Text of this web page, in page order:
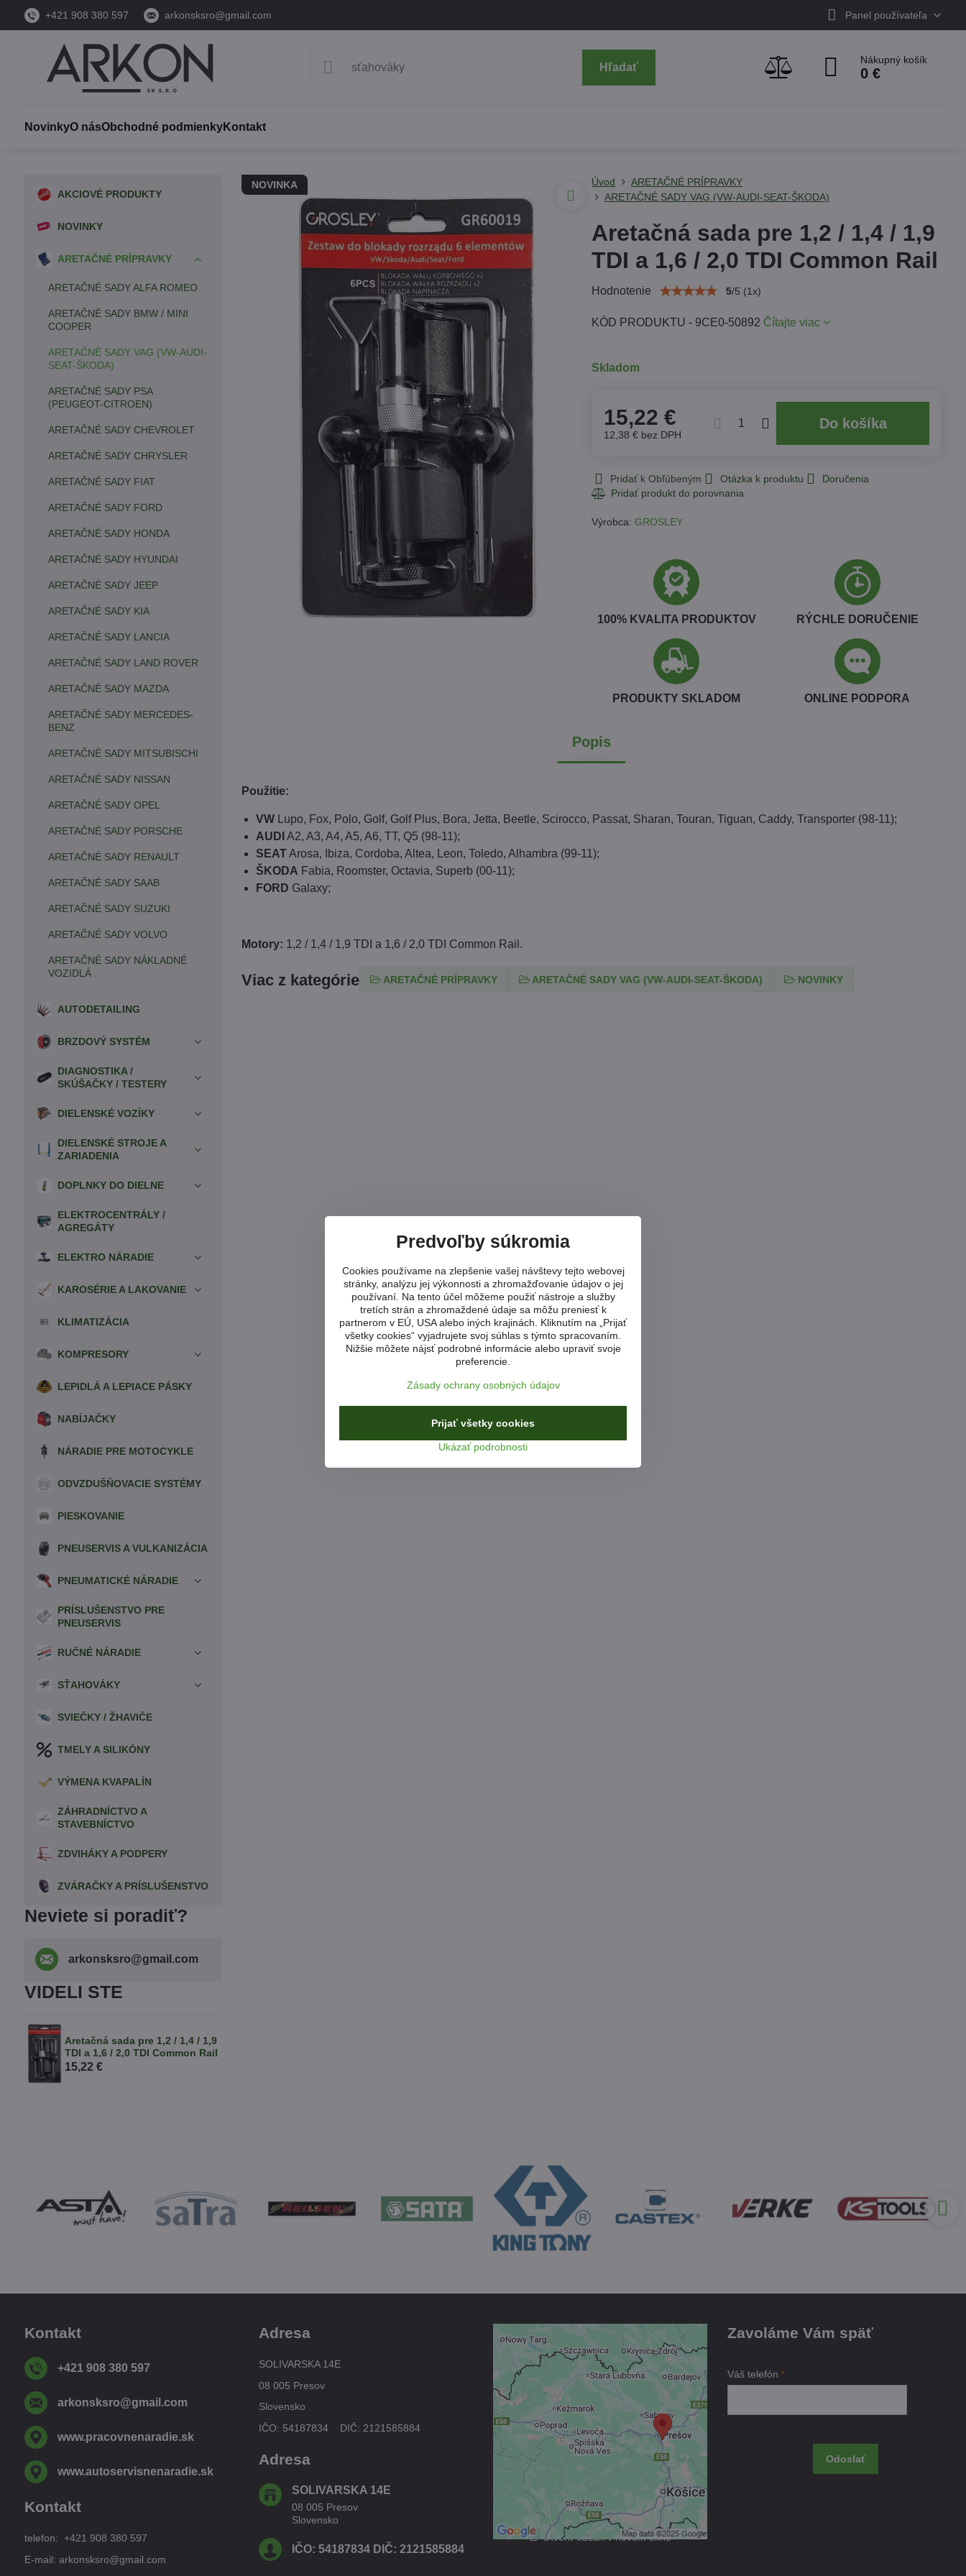
+421 908 380 597 arkonsksro@gmail.com Panel používateľa
Hľadať
Nákupný košík
0 €
NovinkyO násObchodné podmienkyKontakt
NOVINKA Úvod
ARETAČNÉ PRÍPRAVKY
ARETAČNÉ SADY VAG (VW-AUDI-SEAT-ŠKODA)
Aretačná sada pre 1,2 / 1,4 / 1,9
TDI a 1,6 / 2,0 TDI Common Rail
Hodnotenie 5/5 (1x)
KÓD PRODUKTU - 9CE0-50892 Čítajte viac
Skladom
15,22 €
12,38 € bez DPH
Do košíka
Pridať k Obľúbeným Otázka k produktu Doručenia
Výrobca:GROSLEY
100% KVALITA PRODUKTOV RÝCHLE DORUČENIE
PRODUKTY SKLADOM ONLINE PODPORA
Popis
Použitie:
VW
Lupo, Fox, Polo, Golf, Golf Plus, Bora, Jetta, Beetle, Scirocco, Passat, Sharan, Touran, Tiguan, Caddy, Transporter (98-11);
AUDI A2, A3, A4, A5, A6, TT, Q5 (98-11);
SEATArosa, Ibiza, Cordoba, Altea, Leon, Toledo, Alhambra (99-11);
ŠKODA Fabia, Roomster, Octavia, Superb (00-11);
FORD Galaxy;
Motory: 1,2 / 1,4 / 1,9 TDI a 1,6 / 2,0 TDI Common Rail.
Viac z kategórie ARETAČNÉ PRÍPRAVKY ARETAČNÉ SADY VAG (VW-AUDI-SEAT-ŠKODA) NOVINKY
AKCIOVÉ PRODUKTY
NOVINKY
ARETAČNÉ PRÍPRAVKY
ARETAČNÉ SADY ALFA ROMEO
ARETAČNÉ SADY BMW / MINI
COOPER
ARETAČNÉ SADY VAG (VW-AUDI-
SEAT-ŠKODA)
ARETAČNÉ SADY PSA
(PEUGEOT-CITROEN)
ARETAČNÉ SADY CHEVROLET
ARETAČNÉ SADY CHRYSLER
ARETAČNÉ SADY FIAT
ARETAČNÉ SADY FORD
ARETAČNÉ SADY HONDA
ARETAČNÉ SADY HYUNDAI
ARETAČNÉ SADY JEEP
ARETAČNÉ SADY KIA
ARETAČNÉ SADY LANCIA
ARETAČNÉ SADY LAND ROVER
ARETAČNÉ SADY MAZDA
ARETAČNÉ SADY MERCEDES-
BENZ
ARETAČNÉ SADY MITSUBISCHI
ARETAČNÉ SADY NISSAN
ARETAČNÉ SADY OPEL
ARETAČNÉ SADY PORSCHE
ARETAČNÉ SADY RENAULT
ARETAČNÉ SADY SAAB
ARETAČNÉ SADY SUZUKI
ARETAČNÉ SADY VOLVO
ARETAČNÉ SADY NÁKLADNÉ
VOZIDLÁ
AUTODETAILING
BRZDOVÝ SYSTÉM
DIAGNOSTIKA /
SKÚŠAČKY / TESTERY
DIELENSKÉ VOZÍKY
DIELENSKÉ STROJE A
ZARIADENIA
DOPLNKY DO DIELNE
ELEKTROCENTRÁLY /
AGREGÁTY
ELEKTRO NÁRADIE
KAROSÉRIE A LAKOVANIE
KLIMATIZÁCIA
KOMPRESORY
LEPIDLÁ A LEPIACE PÁSKY
NABÍJAČKY
NÁRADIE PRE MOTOCYKLE
ODVZDUŠŇOVACIE SYSTÉMY
PIESKOVANIE
PNEUSERVIS A VULKANIZÁCIA
PNEUMATICKÉ NÁRADIE
PRÍSLUŠENSTVO PRE
PNEUSERVIS
RUČNÉ NÁRADIE
SŤAHOVÁKY
SVIEČKY / ŽHAVIČE
TMELY A SILIKÓNY
VÝMENA KVAPALÍN
ZÁHRADNÍCTVO A
STAVEBNÍCTVO
ZDVIHÁKY A PODPERY
ZVÁRAČKY A PRÍSLUŠENSTVO
Neviete si poradiť?
arkonsksro​@gmail​.com
VIDELI STE
Aretačná sada pre 1,2 / 1,4 / 1,9
TDI a 1,6 / 2,0 TDI Common Rail
15,22 €
Kontakt
+421 908 380 597
arkonsksro​@gmail​.com
www​.pracovnenaradie​.sk
www​.autoservisnenaradie​.sk
Kontakt
telefon: +421 908 380 597
E-mail: arkonsksro@gmail.com
Adresa
SOLIVARSKA 14E
08 005 Presov
Slovensko
IČO: 54187834 DIČ: 2121585884
Adresa
SOLIVARSKA 14E
08 005 Presov
Slovensko
IČO: 54187834 DIČ: 2121585884
Externý obsah je
blokovaný Voľbami
Prajete si načítať externý obsah?
Povoliť tentokrát
Povoliť a zapamätať - súhlas s
druhom cookie: Funkčné
Otvoriť obsah v novom okne
Zavoláme Vám späť
Váš telefón*
Odoslať
Predvoľby súkromia
Cookies používame na zlepšenie vašej návštevy tejto webovej
stránky, analýzu jej výkonnosti a zhromažďovanie údajov o jej
používaní. Na tento účel môžeme použiť nástroje a služby
tretích strán a zhromaždené údaje sa môžu preniesť k
partnerom v EÚ, USA alebo iných krajinách. Kliknutím na „Prijať
všetky cookies“ vyjadrujete svoj súhlas s týmto spracovaním.
Nižšie môžete nájsť podrobné informácie alebo upraviť svoje
preferencie.
Zásady ochrany osobných údajov
Ukázať podrobnosti
Prijať všetky cookies